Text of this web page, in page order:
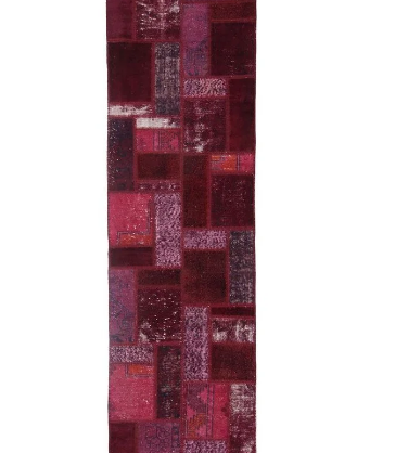
Nombre y apellido
Teléfono
Acuerdo RGPD